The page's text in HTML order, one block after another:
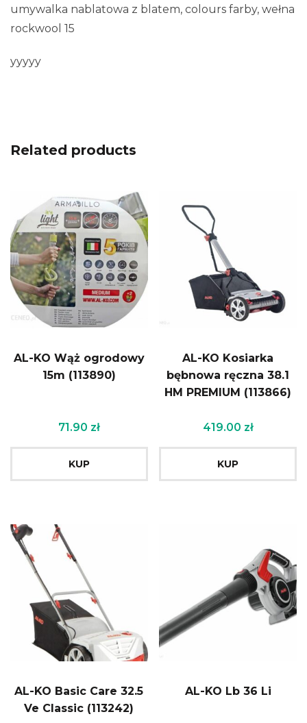
umywalka nablatowa z blatem, colours farby, wełna
rockwool 15
yyyyy
Related products
AL-KO Wąż ogrodowy
15m (113890)
71.90 zł
KUP
AL-KO Kosiarka
bębnowa ręczna 38.1
HM PREMIUM (113866)
419.00 zł
KUP
AL-KO Basic Care 32.5
Ve Classic (113242)
AL-KO Lb 36 Li